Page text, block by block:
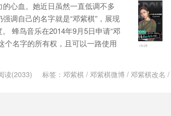
心血。她近日虽然一直低调不多
调自己的名字就是“邓紫棋”，展现
蜂鸟音乐在2014年9月5日申请“邓
个名字的所有权，且可以一路使用
读(2033) 标签： 邓紫棋 / 邓紫棋微博 / 邓紫棋改名 /